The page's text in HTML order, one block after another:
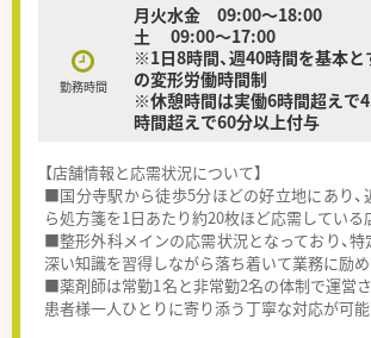
勤務時間
月火水金 09:00〜18:00
土 09:00〜17:00
※1日8時間、週40時間を基本
の変形労働時間制
※休憩時間は実働6時間超えで
時間超えで60分以上付与
【店舗情報と応需状況について】
■国分寺駅から徒歩5分ほどの好立地にあり、
ら処方箋を1日あたり約20枚ほど応需している
■整形外科メインの応需状況となっており、
深い知識を習得しながら落ち着いて業務に励め
■薬剤師は常勤1名と非常勤2名の体制で運営
患者様一人ひとりに寄り添う丁寧な対応が可能